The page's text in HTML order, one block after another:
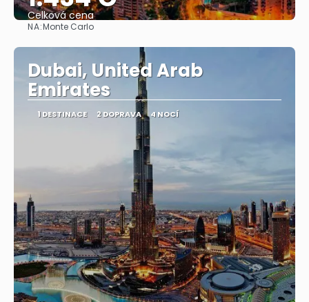
Celková cena
NA:Monte Carlo
Dubai, United Arab
Emirates
1 DESTINACE 2 DOPRAVA 4 NOCÍ